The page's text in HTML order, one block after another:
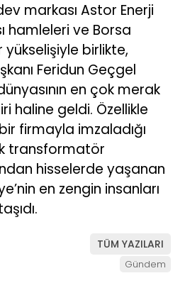
markası Astor Enerji
hamleleri ve Borsa
yükselişiyle birlikte,
Feridun Geçgel
en çok merak
haline geldi. Özellikle
firmayla imzaladığı
transformatör
hisselerde yaşanan
en zengin insanları
TÜM YAZILARI
Gündem